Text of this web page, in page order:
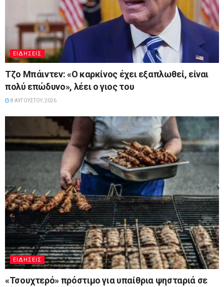
ΕΙΔΉΣΕΙΣ
Τζο Μπάιντεν: «Ο καρκίνος έχει εξαπλωθεί, είναι
πολύ επώδυνο», λέει ο γιος του
8 ΑΥΓΟΎΣΤΟΥ, 2026
ΕΙΔΉΣΕΙΣ
«Τσουχτερό» πρόστιμο για υπαίθρια ψησταριά σε